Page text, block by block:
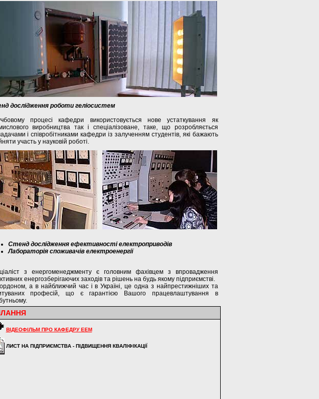
дослідження роботи геліосистем
процесі кафедри використовується нове устаткування як
виробництва так і спеціалізоване, таке, що розробляється
і співробітниками кафедри із залученням студентів, які бажають
участь у науковій роботі.
Стенд дослідження ефективності електроприводів
Лабораторія споживачів електроенергії
з енергоменеджменту є головним фахівцем з впровадження
енергозберігаючих заходів та рішень на будь якому підприємстві.
а в найближчий час і в Україні, це одна з найпрестижніших та
професій, що є гарантією Вашого працевлаштування в
ВІДЕОФІЛЬМ ПРО КАФЕДРУ ЕЕМ
ЛИСТ НА ПІДПРИЄМСТВА - ПІДВИЩЕННЯ КВАЛІФІКАЦІЇ